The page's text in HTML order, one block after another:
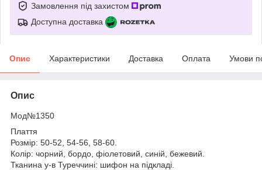
Замовлення під захистом
Доступна доставка
Опис Характеристики Доставка Оплата Умови
Опис
Мод№1350
Плаття
Розмір: 50-52, 54-56, 58-60.
Колір: чорний, бордо, фіолетовий, синій, бежевий.
Тканина у-в Туреччині: шифон на підкладі.